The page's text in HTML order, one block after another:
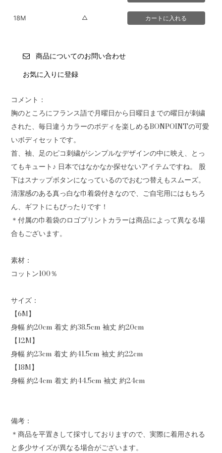
18M △
商品についてのお問い合わせ
お気に入りに登録
コメント：
胸のところにフランス語で月曜日から日曜日までの曜日が刺繍
された、毎日違うカラーのボディを楽しめるBONPOINTの可愛
いボディセットです。
首、袖、足のピコ刺繍がシンプルなデザインの中に映え、とっ
てもキュート♪ 日本ではなかなか探せないアイテムですね。 股
下はスナップボタンになっているのでおむつ替えもスムーズ。
清潔感のある真っ白な巾着袋付きなので、ご自宅用にはもちろ
ん、ギフトにもぴったりです！
＊付属の巾着袋のロゴプリントカラーは商品によって異なる場
合もございます。
素材：
コットン100％
サイズ：
【6M】
身幅 約20cm 着丈 約38.5cm 袖丈 約20cm
【12M】
身幅 約23cm 着丈 約41.5cm 袖丈 約22cm
【18M】
身幅 約24cm 着丈 約44.5cm 袖丈 約24cm
備考：
＊商品を平置きして採寸しておりますので、実際に着用される
と多少サイズが異なる場合がございます。